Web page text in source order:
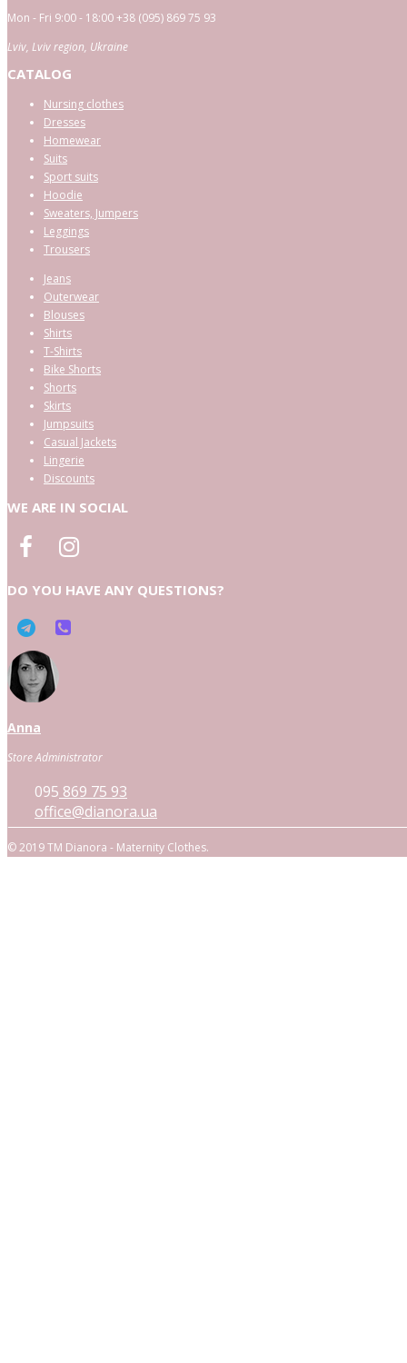
Mon - Fri 9:00 - 18:00+38 (095) 869 75 93
Lviv, Lviv region, Ukraine
CATALOG
Nursing clothes
Dresses
Homewear
Suits
Sport suits
Hoodie
Sweaters, Jumpers
Leggings
Trousers
Jeans
Outerwear
Blouses
Shirts
T-Shirts
Bike Shorts
Shorts
Skirts
Jumpsuits
Casual Jackets
Lingerie
Discounts
WE ARE IN SOCIAL
DO YOU HAVE ANY QUESTIONS?
Anna
Store Administrator
095 869 75 93
office@dianora.ua
© 2019 TM Dianora - Maternity Clothes.